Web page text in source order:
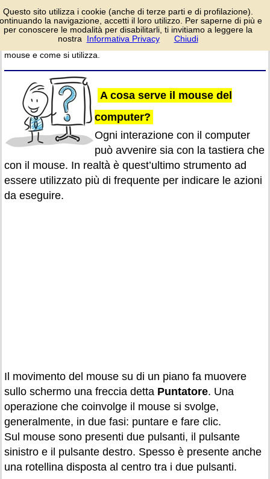
Il mouse permette di
eseguire più
agevolmente le azioni
sui computer. Vediamo quali
sono le parti principali di un
mouse e come si utilizza.
A cosa serve il mouse del
computer?
Ogni interazione con il computer
può avvenire sia con la tastiera che
con il mouse. In realtà è quest’ultimo strumento ad
essere utilizzato più di frequente per indicare le azioni
da eseguire.
Il movimento del mouse su di un piano fa muovere
sullo schermo una freccia detta Puntatore. Una
operazione che coinvolge il mouse si svolge,
generalmente, in due fasi: puntare e fare clic.
Sul mouse sono presenti due pulsanti, il pulsante
sinistro e il pulsante destro. Spesso è presente anche
una rotellina disposta al centro tra i due pulsanti.
Questo sito utilizza i cookie (anche di terze parti e di profilazione).
la navigazione, accetti il loro utilizzo. Per saperne di più e
per conoscere le modalità per disabilitarli, ti invitiamo a leggere la
nostra
Informativa Privacy Chiudi